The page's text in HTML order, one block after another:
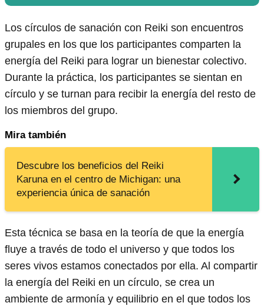
Los círculos de sanación con Reiki son encuentros
grupales en los que los participantes comparten la
energía del Reiki para lograr un bienestar colectivo.
Durante la práctica, los participantes se sientan en
círculo y se turnan para recibir la energía del resto de
los miembros del grupo.
Mira también
Descubre los beneficios del Reiki
Karuna en el centro de Michigan: una
experiencia única de sanación
Esta técnica se basa en la teoría de que la energía
fluye a través de todo el universo y que todos los
seres vivos estamos conectados por ella. Al compartir
la energía del Reiki en un círculo, se crea un
ambiente de armonía y equilibrio en el que todos los